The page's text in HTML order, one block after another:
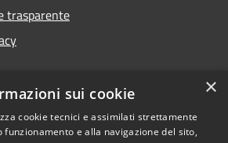
trasparente
×
sui cookie
cookie tecnici e assimilati strettamente
funzionamento e alla navigazione del sito,